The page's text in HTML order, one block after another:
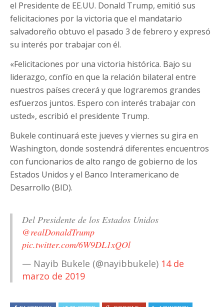
el Presidente de EE.UU. Donald Trump, emitió sus
felicitaciones por la victoria que el mandatario
salvadoreño obtuvo el pasado 3 de febrero y expresó
su interés por trabajar con él.
«Felicitaciones por una victoria histórica. Bajo su
liderazgo, confío en que la relación bilateral entre
nuestros países crecerá y que lograremos grandes
esfuerzos juntos. Espero con interés trabajar con
usted», escribió el presidente Trump.
Bukele continuará este jueves y viernes su gira en
Washington, donde sostendrá diferentes encuentros
con funcionarios de alto rango de gobierno de los
Estados Unidos y el Banco Interamericano de
Desarrollo (BID).
Del Presidente de los Estados Unidos
@realDonaldTrump
pic.twitter.com/6W9DL1xQOl
— Nayib Bukele (@nayibbukele) 14 de
marzo de 2019